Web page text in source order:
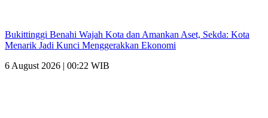
Bukittinggi Benahi Wajah Kota dan Amankan Aset, Sekda: Kota
Menarik Jadi Kunci Menggerakkan Ekonomi
6 August 2026 | 00:22 WIB